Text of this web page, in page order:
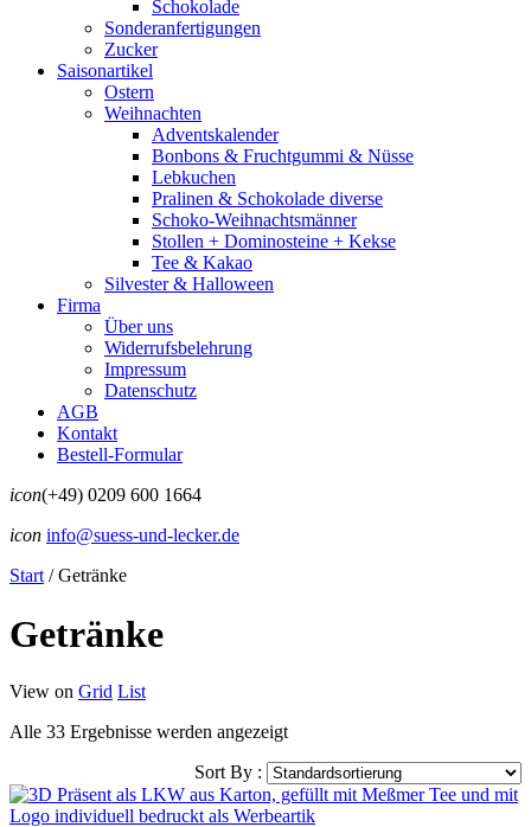
Schokolade
Sonderanfertigungen
Zucker
Saisonartikel
Ostern
Weihnachten
Adventskalender
Bonbons & Fruchtgummi & Nüsse
Lebkuchen
Pralinen & Schokolade diverse
Schoko-Weihnachtsmänner
Stollen + Dominosteine + Kekse
Tee & Kakao
Silvester & Halloween
Firma
Über uns
Widerrufsbelehrung
Impressum
Datenschutz
AGB
Kontakt
Bestell-Formular
icon(+49) 0209 600 1664
icon info@suess-und-lecker.de
Start /Getränke
Getränke
View on Grid List
Alle 33 Ergebnisse werden angezeigt
Sort By :